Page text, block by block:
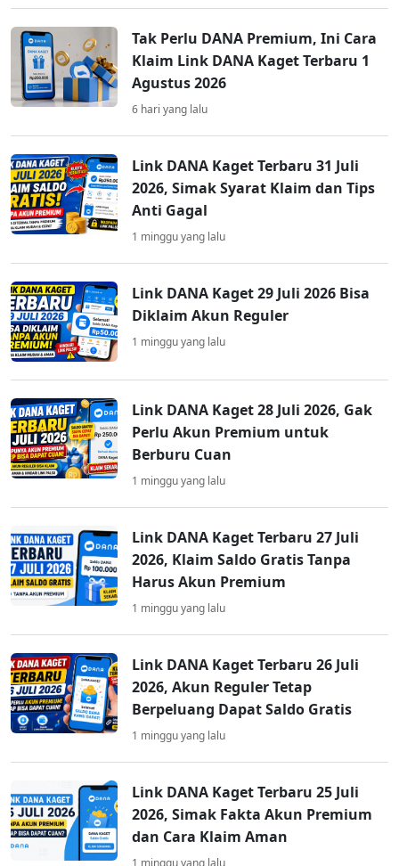
Tak Perlu DANA Premium, Ini Cara
Klaim Link DANA Kaget Terbaru 1
Agustus 2026
6 hari yang lalu
Link DANA Kaget Terbaru 31 Juli
2026, Simak Syarat Klaim dan Tips
Anti Gagal
1 minggu yang lalu
Link DANA Kaget 29 Juli 2026 Bisa
Diklaim Akun Reguler
1 minggu yang lalu
Link DANA Kaget 28 Juli 2026, Gak
Perlu Akun Premium untuk
Berburu Cuan
1 minggu yang lalu
Link DANA Kaget Terbaru 27 Juli
2026, Klaim Saldo Gratis Tanpa
Harus Akun Premium
1 minggu yang lalu
Link DANA Kaget Terbaru 26 Juli
2026, Akun Reguler Tetap
Berpeluang Dapat Saldo Gratis
1 minggu yang lalu
Link DANA Kaget Terbaru 25 Juli
2026, Simak Fakta Akun Premium
dan Cara Klaim Aman